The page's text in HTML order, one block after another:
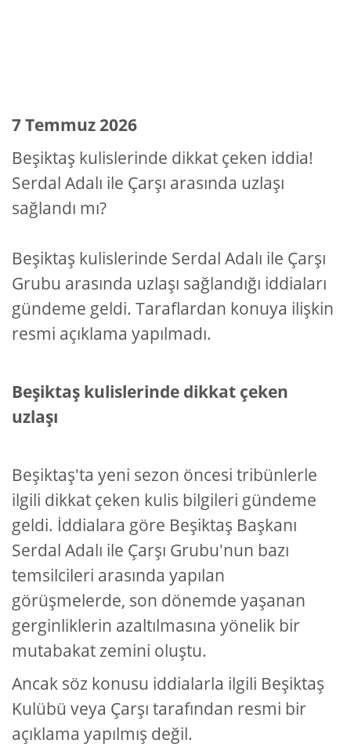
7 Temmuz 2026
Beşiktaş kulislerinde dikkat çeken iddia!
Serdal Adalı ile Çarşı arasında uzlaşı
sağlandı mı?
Beşiktaş kulislerinde Serdal Adalı ile Çarşı
Grubu arasında uzlaşı sağlandığı iddiaları
gündeme geldi. Taraflardan konuya ilişkin
resmi açıklama yapılmadı.
Beşiktaş kulislerinde dikkat çeken
uzlaşı
Beşiktaş'ta yeni sezon öncesi tribünlerle
ilgili dikkat çeken kulis bilgileri gündeme
geldi. İddialara göre Beşiktaş Başkanı
Serdal Adalı ile Çarşı Grubu'nun bazı
temsilcileri arasında yapılan
görüşmelerde, son dönemde yaşanan
gerginliklerin azaltılmasına yönelik bir
mutabakat zemini oluştu.
Ancak söz konusu iddialarla ilgili Beşiktaş
Kulübü veya Çarşı tarafından resmi bir
açıklama yapılmış değil.